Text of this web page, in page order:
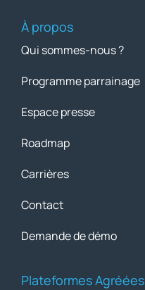
À propos
Qui sommes-nous ?
Programme parrainage
Espace presse
Roadmap
Carrières
Contact
Demande de démo
Plateformes Agréées